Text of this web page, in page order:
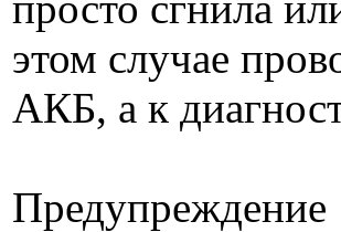
этом случае
АКБ, а к
Предупреждение